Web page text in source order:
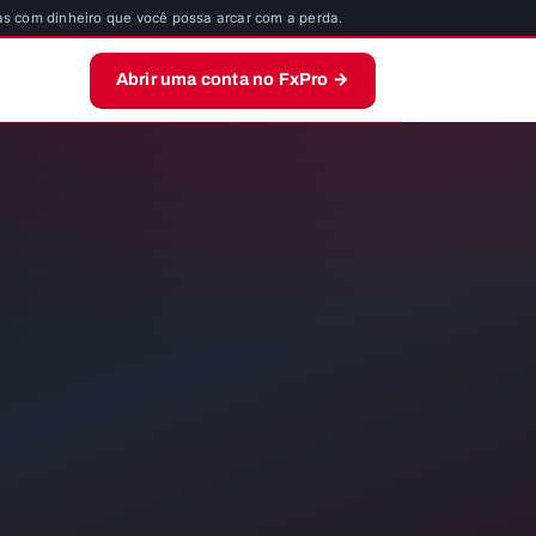
com dinheiro que você possa arcar com a perda.
Abrir uma conta no FxPro →